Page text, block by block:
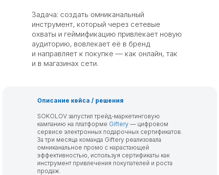
Задача: создать омниканальный
инструмент, который через сетевые
охваты и геймификацию привлекает новую
аудиторию, вовлекает её в бренд
и направляет к покупке — как онлайн, так
и в магазинах сети.
Описание кейса / решения
SOKOLOV запустил трейд-маркетинговую
кампанию на платформе Giftery — цифровом
сервисе электронных подарочных сертификатов.
За три месяца команда Giftery реализовала
омниканальное промо с нарастающей
эффективностью, используя сертификаты как
инструмент привлечения покупателей и роста
продаж.